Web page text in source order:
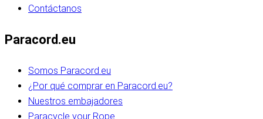
Contáctanos
Paracord.eu
Somos Paracord.eu
¿Por qué comprar en Paracord.eu?
Nuestros embajadores
Paracycle your Rope